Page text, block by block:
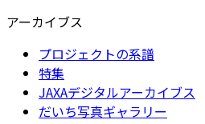
アーカイブス
プロジェクトの系譜
特集
JAXAデジタルアーカイブス
だいち写真ギャラリー